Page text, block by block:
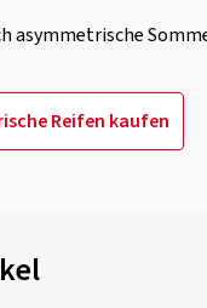
asymmetrische
Reifen kaufen